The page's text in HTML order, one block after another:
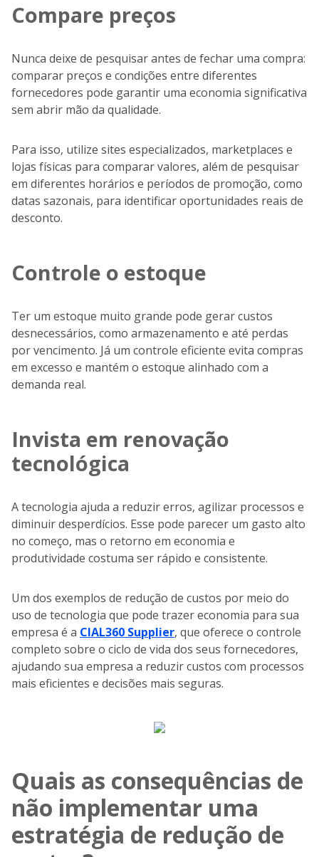
Compare preços
Nunca deixe de pesquisar antes de fechar uma compra:
comparar preços e condições entre diferentes
fornecedores pode garantir uma economia significativa
sem abrir mão da qualidade.
Para isso, utilize sites especializados, marketplaces e
lojas físicas para comparar valores, além de pesquisar
em diferentes horários e períodos de promoção, como
datas sazonais, para identificar oportunidades reais de
desconto.
Controle o estoque
Ter um estoque muito grande pode gerar custos
desnecessários, como armazenamento e até perdas
por vencimento. Já um controle eficiente evita compras
em excesso e mantém o estoque alinhado com a
demanda real.
Invista em renovação
tecnológica
A tecnologia ajuda a reduzir erros, agilizar processos e
diminuir desperdícios. Esse pode parecer um gasto alto
no começo, mas o retorno em economia e
produtividade costuma ser rápido e consistente.
Um dos exemplos de redução de custos por meio do
uso de tecnologia que pode trazer economia para sua
empresa é a CIAL360 Supplier, que oferece o controle
completo sobre o ciclo de vida dos seus fornecedores,
ajudando sua empresa a reduzir custos com processos
mais eficientes e decisões mais seguras.
Quais as consequências de
não implementar uma
estratégia de redução de